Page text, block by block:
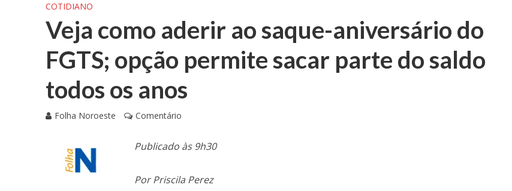
COTIDIANO
Veja como aderir ao saque-aniversário do
FGTS; opção permite sacar parte do saldo
todos os anos
Folha Noroeste Comentário
Publicado às 9h30
Por Priscila Perez